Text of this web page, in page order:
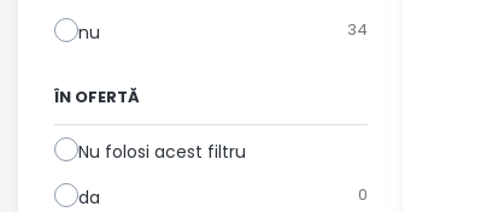
nu 34
ÎN OFERTĂ
Nu folosi acest filtru
da
0